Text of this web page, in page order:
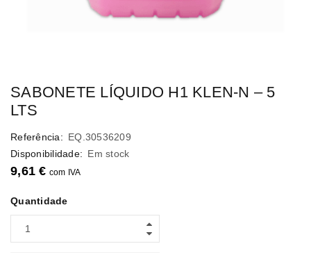
SABONETE LÍQUIDO H1 KLEN-N – 5
LTS
Referência: EQ.30536209
Disponibilidade: Em stock
9,61€ com IVA
Quantidade